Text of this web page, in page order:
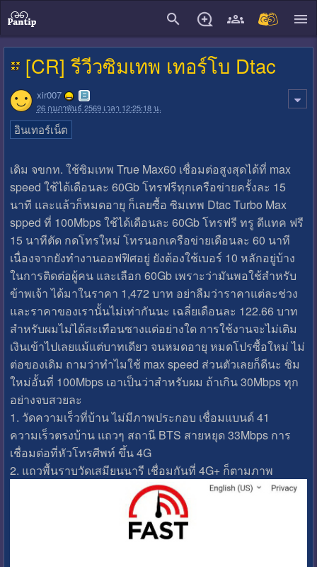
[CR] รีวีวซิมเทพ เทอร์โบ Dtac
xir007
26 กุมภาพันธ์ 2569 เวลา 12:25:18 น.
อินเทอร์เน็ต
เดิม จขกท. ใช้ซิมเทพ True Max60 เชื่อมต่อสูงสุดได้ที่ max
speed ใช้ได้เดือนละ 60Gb โทรฟรีทุกเครือข่ายครั้งละ 15
นาที และแล้วก็หมดอายุ ก็เลยซื้อ ซิมเทพ Dtac Turbo Max
spped ที่ 100Mbps ใช้ได้เดือนละ 60Gb โทรฟรี ทรู ดีแทค ฟรี
15 นาทีตัด กดโทรใหม่ โทรนอกเครือข่ายเดือนละ 60 นาที
เนื่องจากยังทำงานออฟฟิศอยู่ ยังต้องใช้เบอร์ 10 หลักอยู่บ้าง
ในการติดต่อผู้คน และเลือก 60Gb เพราะว่ามันพอใช้สำหรับ
ข้าพเจ้า ได้มาในราคา 1,472 บาท อย่าลืมว่าราคาแต่ละช่วง
และราคาของเรานั้นไม่เท่ากันนะ เฉลี่ยเดือนละ 122.66 บาท
สำหรับผมไม่ได้สะเทือนซางแต่อย่างใด การใช้งานจะไม่เติม
เงินเข้าไปเลยแม้แต่บาทเดียว จนหมดอายุ หมดโปรซื้อใหม่ ไม่
ต่อของเดิม ถามว่าทำไมใช้ max speed ส่วนตัวเลยก็ดีนะ ซิม
ใหม่อั้นที่ 100Mbps เอาเป็นว่าสำหรับผม ถ้าเกิน 30Mbps ทุก
อย่างจบสวยละ
1. วัดความเร็วที่บ้าน ไม่มีภาพประกอบ เชื่อมแบนด์ 41
ความเร็วตรงบ้าน แถวๆ สถานี BTS สายหยุด 33Mbps การ
เชื่อมต่อที่หัวโทรศีพท์ ขึ้น 4G
2. แถวพื้นราบวัดเสมียนนารี เชื่อมกันที่ 4G+ ก็ตามภาพ
close